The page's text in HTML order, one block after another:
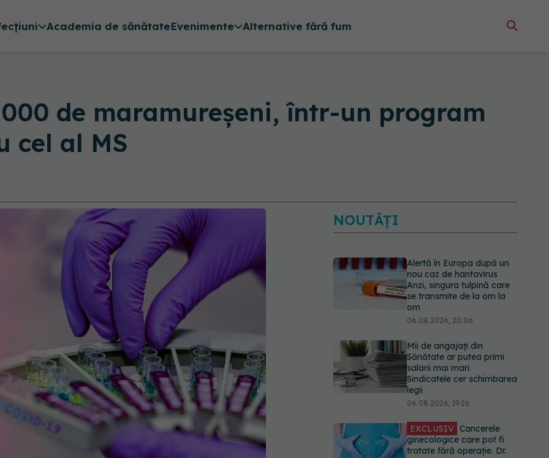
Academia de sănătateEvenimente Alternative fără fum
de maramureșeni, într-un program
cel al MS
NOUTĂȚI
Alertă în Europa după un
nou caz de hantavirus
Anzi, singura tulpină care
se transmite de la om la
om
06.08.2026, 20:06
Mii de angajați din
Sănătate ar putea primi
salarii mai mari.
Sindicatele cer schimbarea
legii
06.08.2026, 19:26
EXCLUSIV Cancerele
ginecologice care pot fi
tratate fără operație. Dr.